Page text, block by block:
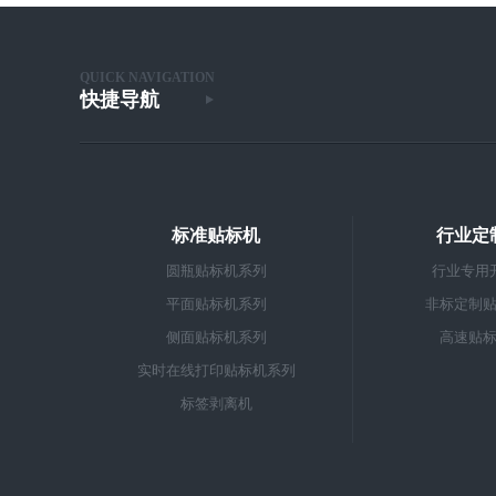
QUICK NAVIGATION
快捷导航
标准贴标机
圆瓶贴标机系列
平面贴标机系列
侧面贴标机系列
实时在线打印贴标机系列
标签剥离机
行业定
行业专用
非标定制
高速贴